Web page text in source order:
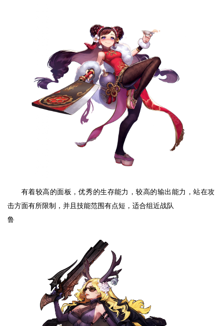
有着较高的面板，优秀的生存能力，较高的输出能力，站在攻
击方面有所限制，并且技能范围有点短，适合组近战队
鲁